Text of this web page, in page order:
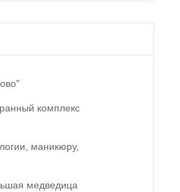
комплекс
маникюру,
медведица